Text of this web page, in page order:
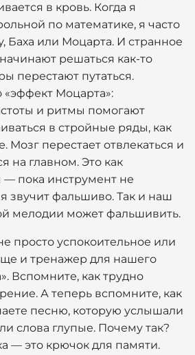
в кровь. Когда я
по математике, я часто
Баха или Моцарта. И странное
решаться как-то
перестают путаться.
«эффект Моцарта»:
и ритмы помогают
в стройные ряды, как
Мозг перестает отвлекаться и
на главном. Это как
— пока инструмент не
звучит фальшиво. Так и наш
мелодии может фальшивить.
просто успокоительное или
и тренажер для нашего
Вспомните, как трудно
А теперь вспомните, как
песню, которую услышали
слова глупые. Почему так?
— это крючок для памяти.